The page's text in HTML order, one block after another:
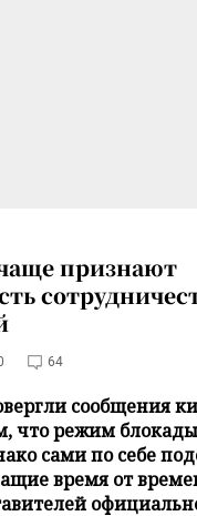
признают
64
сообщения
что режим
сами по себе
время от